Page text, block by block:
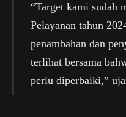
“Target kami sudah
Pelayanan tahun
penambahan dan
terlihat bersama
perlu diperbaiki,”